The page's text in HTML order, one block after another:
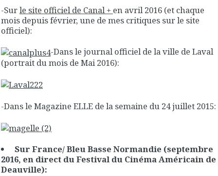
-Surle site officiel de Canal + en avril 2016 (et chaque
mois depuis février, une de mes critiques sur le site
officiel):
-Dans le journal officiel de la ville de Laval
(portrait du mois de Mai 2016):
-Dans le Magazine ELLE de la semaine du 24 juillet 2015:
Sur France/ Bleu Basse Normandie (septembre
2016, en direct du Festival du Cinéma Américain de
Deauville):